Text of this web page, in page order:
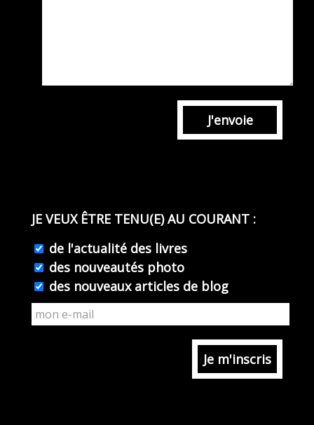
J'envoie
JE VEUX ÊTRE TENU(E) AU COURANT :
de l'actualité des livres
des nouveautés photo
des nouveaux articles de blog